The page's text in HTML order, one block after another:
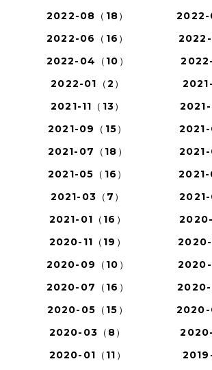
2022-08（18）
2022-
2022-06（16）
2022-
2022-04（10）
2022-
2022-01（2）
2021-11（13）
2021-
2021-09（15）
2021-
2021-07（18）
2021-
2021-05（16）
2021-
2021-03（7）
2021-
2021-01（16）
2020-
2020-11（19）
2020-
2020-09（10）
2020-
2020-07（16）
2020-
2020-05（15）
2020-
2020-03（8）
2020-
2020-01（11）